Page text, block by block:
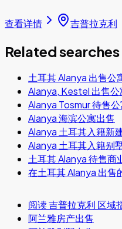
查看详情 吉普拉克利
Related searches
土耳其 Alanya 出售公
Alanya, Kestel 出售公
Alanya Tosmur 待售公
Alanya 海滨公寓出售
Alanya 土耳其入籍新
Alanya 土耳其入籍别
土耳其 Alanya 待售商
在土耳其 Alanya 出售
阅读 吉普拉克利 区域
阿兰雅房产出售